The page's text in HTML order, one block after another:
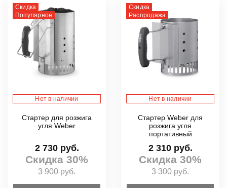
Скидка
Популярное
Нет в наличии
Стартер для розжига
угля Weber
2 730 руб.
Скидка 30%
3 900 руб.
Скидка
Распродажа
Нет в наличии
Стартер Weber для
розжига угля
портативный
2 310 руб.
Скидка 30%
3 300 руб.